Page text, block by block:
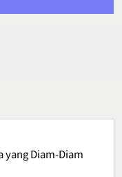
yang Diam-Diam